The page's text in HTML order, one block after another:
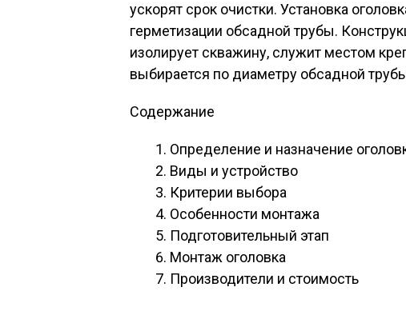
ускорят срок очистки. Установка
герметизации обсадной трубы.
изолирует скважину, служит местом
выбирается по диаметру обсадной
Содержание
Определение и назначение
Виды и устройство
Критерии выбора
Особенности монтажа
Подготовительный этап
Монтаж оголовка
Производители и стоимость